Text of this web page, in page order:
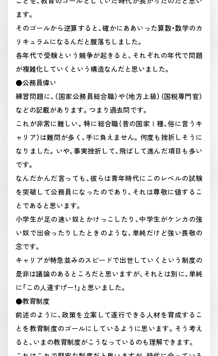
ます。
そのゴールから逆算すると、確かにああいった算数・数学のカ
リキュラムになるんだと腹落ちしました。
各年代で受験という競争が起きると、それぞれの年代で問題
が複雑化していくという構造なんだと思いました。
●公務員偉い
練習問題に、（国家公務員総合職）や（地方上級）（国税専門官）
などの記載があります。つまり過去問です。
これが非常に難しい。特に総合職（昔の国家Ⅰ種、俗に言うキ
ャリア）は難問が多く、手に負えません。何度も挫折しそうに
なりました。いや、事実挫折して、飛ばして進んだ項目も多い
です。
なんだかんだ言っても、彼らは青年時代にこのレベルの試験
を突破して公務員になったのであり、それは尊敬に値するこ
とであると思います。
小学生が足の速い奴とかけっこしたり、中学生がケンカの強
い奴で出会ったりしたときのような、単純だけど強い畏敬の
念です。
キャリアが特急並みのスピードで出世していくという制度の
是非は議論のあるところだと思いますが、それとは別に、単純
に「この人達すげー！」と思いました。
●教育制度
前述のように、政策を立案して遂行できる人材を育成するこ
とを教育制度のゴールにしているように思います。そう考え
ると、いまの教育制度がこうなっているのも理解できます。